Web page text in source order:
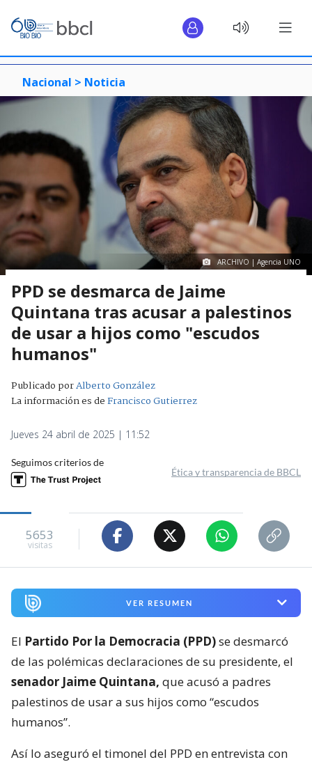
Nacional > Noticia
ARCHIVO | Agencia UNO
PPD se desmarca de Jaime
Quintana tras acusar a palestinos
de usar a hijos como "escudos
humanos"
Publicado porAlberto González
La información es deFrancisco Gutierrez
Jueves 24 abril de 2025 | 11:52
Seguimos criterios de
Ética y transparencia de BBCL
5653
visitas
VER RESUMEN
El Partido Por la Democracia (PPD)se desmarcó
de las polémicas declaraciones de su presidente, el
senador Jaime Quintana, que acusó a padres
palestinos de usar a sus hijos como “escudos
humanos”.
Así lo aseguró el timonel del PPD en entrevista con